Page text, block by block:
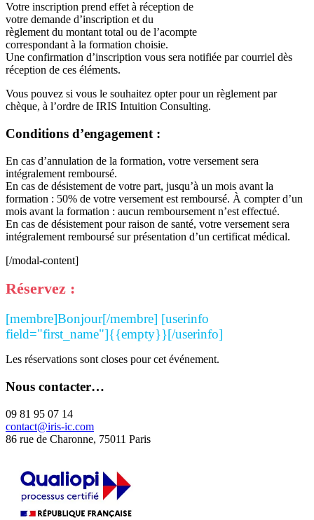
Votre inscription prend effet à réception de
votre demande d’inscription et du
règlement du montant total ou de l’acompte
correspondant à la formation choisie.
Une confirmation d’inscription vous sera notifiée par courriel dès
réception de ces éléments.
Vous pouvez si vous le souhaitez opter pour un règlement par
chèque, à l’ordre de IRIS Intuition Consulting.
Conditions d’engagement :
En cas d’annulation de la formation, votre versement sera
intégralement remboursé.
En cas de désistement de votre part, jusqu’à un mois avant la
formation : 50% de votre versement est remboursé. À compter d’un
mois avant la formation : aucun remboursement n’est effectué.
En cas de désistement pour raison de santé, votre versement sera
intégralement remboursé sur présentation d’un certificat médical.
[/modal-content]
Réservez :
[membre]Bonjour[/membre] [userinfo
field="first_name"]{{empty}}[/userinfo]
Les réservations sont closes pour cet événement.
Nous contacter…
09 81 95 07 14
contact@iris-ic.com
86 rue de Charonne, 75011 Paris